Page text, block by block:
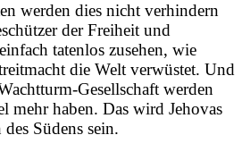
werden dies nicht verhindern
der Freiheit und
tatenlos zusehen, wie
die Welt verwüstet. Und
Gesellschaft werden
mehr haben. Das wird Jehovas
Südens sein.